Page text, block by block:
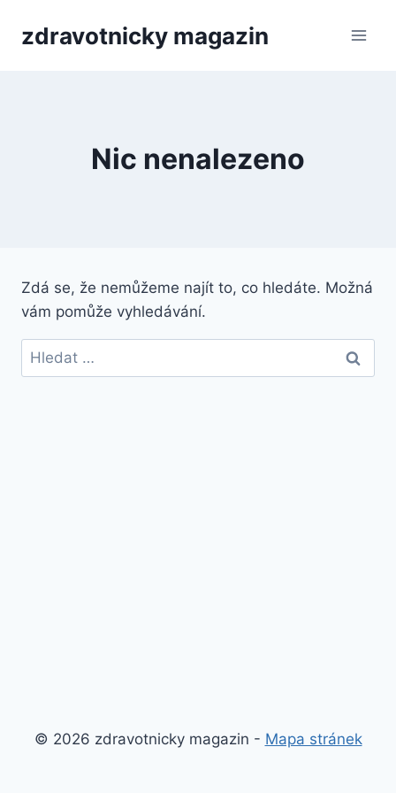
zdravotnicky magazin
Nic nenalezeno
Zdá se, že nemůžeme najít to, co hledáte. Možná
vám pomůže vyhledávání.
Vyhledávání
© 2026 zdravotnicky magazin - Mapa stránek